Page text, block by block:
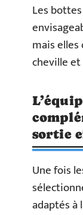
Les
mais
cheville
sortie
Une fois
adaptés à